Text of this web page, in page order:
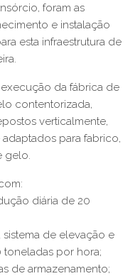
foram as
e instalação
esta infraestrutura de
da fábrica de
contentorizada,
verticalmente,
para fabrico,
gelo.
diária de 20
de elevação e
toneladas por hora;
de armazenamento;